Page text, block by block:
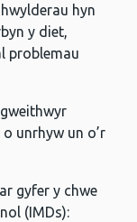
hyn
y diet,
problemau
unrhyw un o’r
gyfer y chwe
(IMDs):